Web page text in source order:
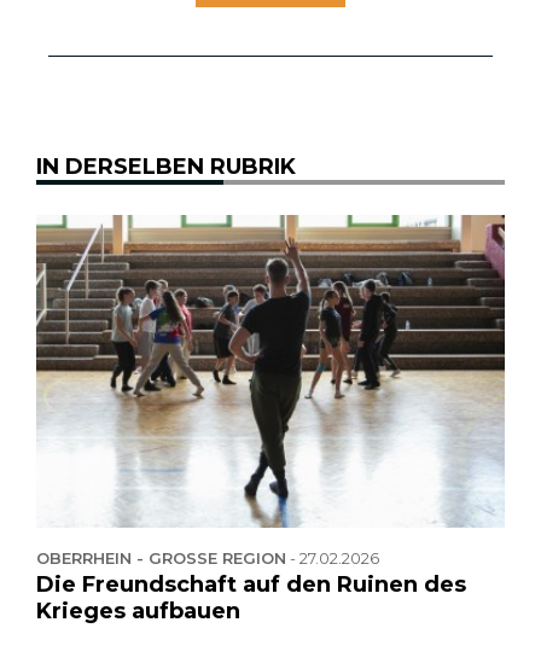
IN DERSELBEN RUBRIK
OBERRHEIN - GROSSE REGION -27.02.2026
Die Freundschaft auf den Ruinen des
Krieges aufbauen